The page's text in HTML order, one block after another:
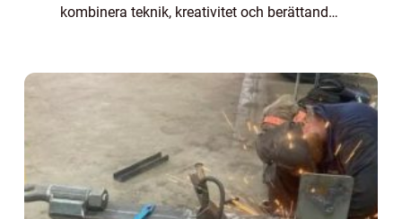
kombinera teknik, kreativitet och berättande